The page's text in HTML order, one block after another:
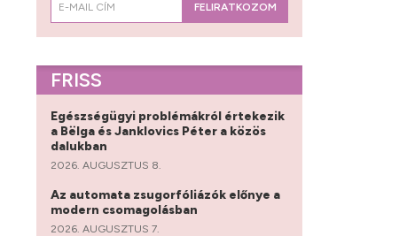
FELIRATKOZOM
FRISS
Egészségügyi problémákról értekezik
a Bëlga és Janklovics Péter a közös
dalukban
2026. AUGUSZTUS 8.
Az automata zsugorfóliázók előnye a
modern csomagolásban
2026. AUGUSZTUS 7.